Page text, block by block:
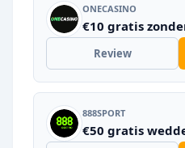
ONECASINO
€10 gratis
Review
888SPORT
€50 gratis